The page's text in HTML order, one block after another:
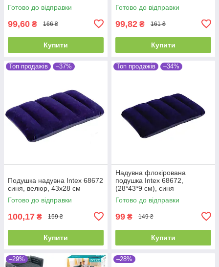
Готово до відправки
99,60 ₴ 166 ₴
Купити
Готово до відправки
99,82 ₴ 161 ₴
Купити
Топ продажів –37%
Подушка надувна Intex 68672
синя, велюр, 43х28 см
Готово до відправки
100,17 ₴ 159 ₴
Купити
Топ продажів –34%
Надувна флокірована
подушка Intex 68672,
(28*43*9 см), синя
Готово до відправки
99 ₴ 149 ₴
Купити
–29% –28%